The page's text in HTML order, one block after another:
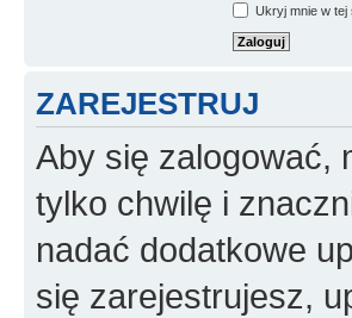
Ukryj mnie w tej
ZAREJESTRUJ
Aby się zalogować,
tylko chwilę i
nadać dodatkowe
się zarejestrujesz,